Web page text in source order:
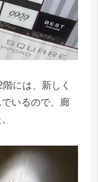
には、新しく
いるので、廊